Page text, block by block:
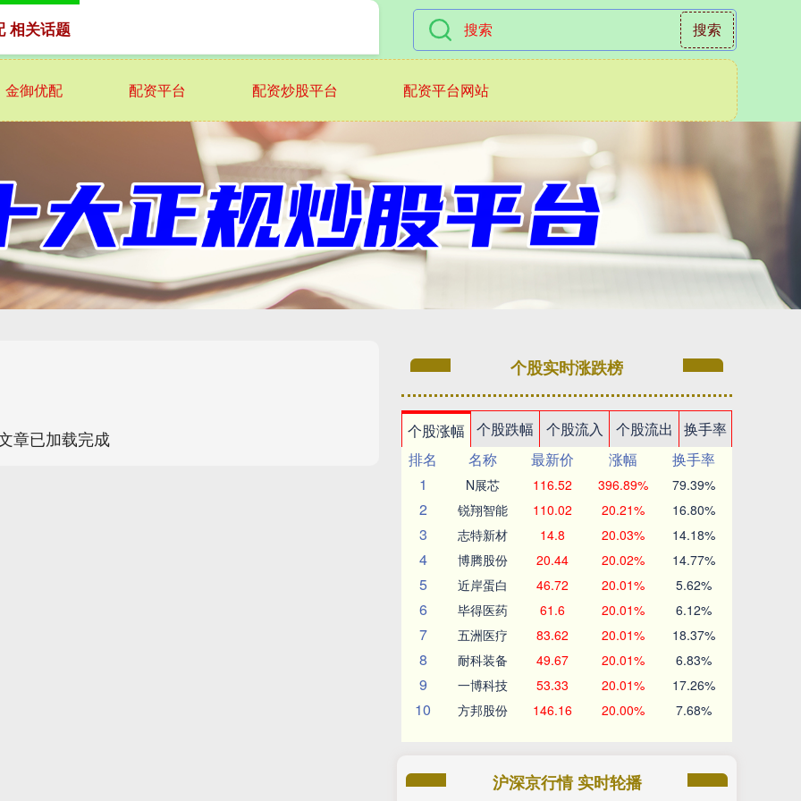
搜索
金御优配 配资平台 配资炒股平台 配资平台网站
相关话题
章已加载完成
个股实时涨跌榜
个股涨幅 个股跌幅 个股流入 个股流出
换手率
排名
名称 最新价 涨幅
换手率
1
N展芯 116.52 396.89% 79.39%
2 锐翔智能 110.02 20.21% 16.80%
3 志特新材 14.8 20.03% 14.18%
4 博腾股份 20.44 20.02% 14.77%
5 近岸蛋白 46.72 20.01% 5.62%
6 毕得医药 61.6 20.01% 6.12%
7 五洲医疗 83.62 20.01% 18.37%
8 耐科装备 49.67 20.01% 6.83%
9 一博科技 53.33 20.01% 17.26%
10 方邦股份 146.16 20.00% 7.68%
沪深京行情 实时轮播